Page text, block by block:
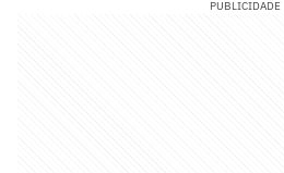
PUBLICIDADE